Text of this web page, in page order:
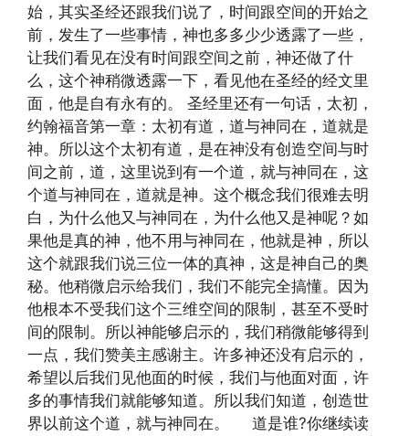
始，其实圣经还跟我们说了，时间跟空间的开始之
前，发生了一些事情，神也多多少少透露了一些，
让我们看见在没有时间跟空间之前，神还做了什
么，这个神稍微透露一下，看见他在圣经的经文里
面，他是自有永有的。 圣经里还有一句话，太初，
约翰福音第一章：太初有道，道与神同在，道就是
神。所以这个太初有道，是在神没有创造空间与时
间之前，道，这里说到有一个道，就与神同在，这
个道与神同在，道就是神。这个概念我们很难去明
白，为什么他又与神同在，为什么他又是神呢？如
果他是真的神，他不用与神同在，他就是神，所以
这个就跟我们说三位一体的真神，这是神自己的奥
秘。他稍微启示给我们，我们不能完全搞懂。因为
他根本不受我们这个三维空间的限制，甚至不受时
间的限制。所以神能够启示的，我们稍微能够得到
一点，我们赞美主感谢主。许多神还没有启示的，
希望以后我们见他面的时候，我们与他面对面，许
多的事情我们就能够知道。所以我们知道，创造世
界以前这个道，就与神同在。 道是谁?你继续读